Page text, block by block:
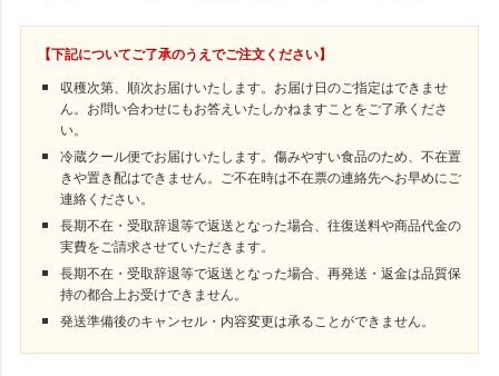
【下記についてご了承のうえでご注文ください】
収穫次第、順次お届けいたします。お届け日のご指定はできませ
ん。お問い合わせにもお答えいたしかねますことをご了承くださ
い。
冷蔵クール便でお届けいたします。傷みやすい食品のため、不在置
きや置き配はできません。ご不在時は不在票の連絡先へお早めにご
連絡ください。
長期不在・受取辞退等で返送となった場合、往復送料や商品代金の
実費をご請求させていただきます。
長期不在・受取辞退等で返送となった場合、再発送・返金は品質保
持の都合上お受けできません。
発送準備後のキャンセル・内容変更は承ることができません。